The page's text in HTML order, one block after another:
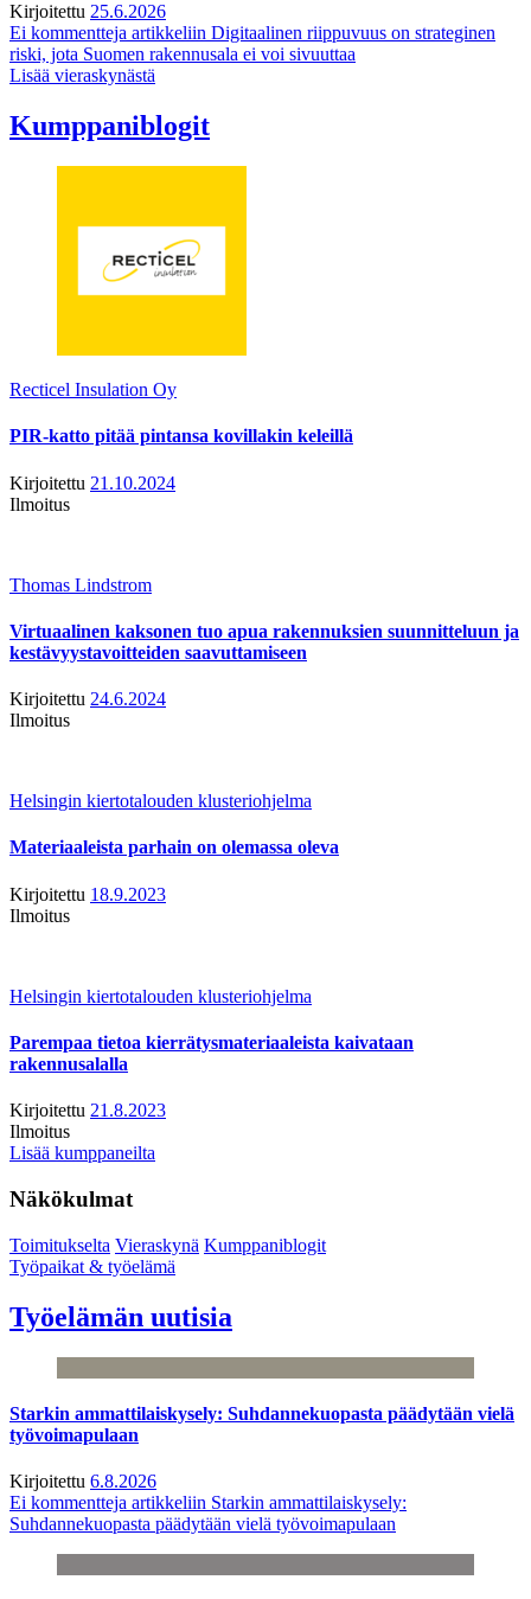
Kirjoitettu 25.6.2026
Ei kommentteja artikkeliin Digitaalinen riippuvuus on strateginen
riski, jota Suomen rakennusala ei voi sivuuttaa
Lisää vieraskynästä
Kumppaniblogit
Recticel Insulation Oy
PIR-katto pitää pintansa kovillakin keleillä
Kirjoitettu 21.10.2024
Ilmoitus
Thomas Lindstrom
Virtuaalinen kaksonen tuo apua rakennuksien suunnitteluun ja
kestävyystavoitteiden saavuttamiseen
Kirjoitettu 24.6.2024
Ilmoitus
Helsingin kiertotalouden klusteriohjelma
Materiaaleista parhain on olemassa oleva
Kirjoitettu 18.9.2023
Ilmoitus
Helsingin kiertotalouden klusteriohjelma
Parempaa tietoa kierrätysmateriaaleista kaivataan
rakennusalalla
Kirjoitettu 21.8.2023
Ilmoitus
Lisää kumppaneilta
Näkökulmat
Toimitukselta Vieraskynä Kumppaniblogit
Työpaikat & työelämä
Työelämän uutisia
Starkin ammattilaiskysely: Suhdannekuopasta päädytään vielä
työvoimapulaan
Kirjoitettu 6.8.2026
Ei kommentteja artikkeliin Starkin ammattilaiskysely:
Suhdannekuopasta päädytään vielä työvoimapulaan